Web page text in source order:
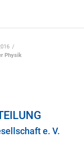
Physik
e. V.